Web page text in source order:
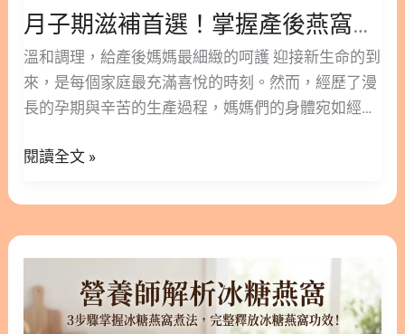
群吃燕窩可能會引發皮膚紅腫、發癢，甚至會導致呼
吸困難等過敏反應。 1.2. 感冒或發燒中的人 感冒、
發燒或是處於急性發炎期的人，身體正忙於對抗病
邪。中醫觀點認為，燕窩屬於具有補性的食物，感冒
期間食用可能會如同火上加油，讓病邪不易排出。建
元氣。 1.3. 未滿一歲的嬰幼兒 許多家長會想給孩子
燕窩中的大分子蛋白質。這樣不僅容易造成腸胃負
擔，還可能引發過敏問題，建議等滿一歲後再少量嘗
試。 1.4. 痰濕或濕熱體質者 如果您平時容易感到身
體虛胖、臉部泛油光、精神倦怠或容易水腫，可能屬
月子期滋補首選！掌握產後燕窩正確吃法，輕鬆度過產後調理關鍵期
溫和調理，給產後媽媽最細緻的呵護 迎接新生命的到
來，是每個家庭最充滿喜悅的時刻。然而，經歷了漫
長的孕期與辛苦的生產過程，媽媽們的身體宛如經歷
傳統的坐月子智慧中，良好的飲食調理是幫助身體恢
會將目光投向天然溫和的食材。產後燕窩向來被視為
平補的優質選擇，它不像部分藥膳可能過於刺激，也
不似麻油料理容易讓人感到燥熱。透過適當的飲食規
劃，搭配富含營養的燕窩，能為產婦提供良好的營養
支持。 本篇林安安營養師將帶您深入了解燕窩的營養
法，
輕
鬆
度
產
調
閱讀全文 »
解